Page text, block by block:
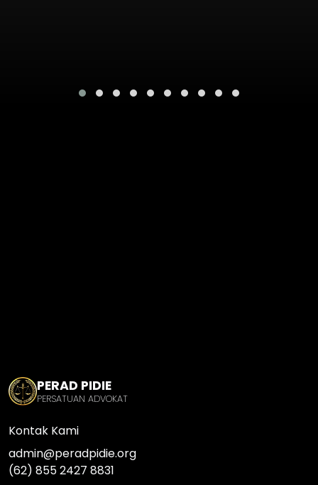
PERAD PIDIE
PERSATUAN ADVOKAT
Kontak Kami
admin@peradpidie.org
(62) 855 2427 8831